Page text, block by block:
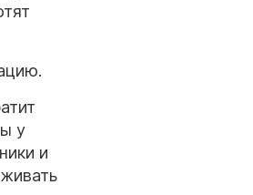
у
и